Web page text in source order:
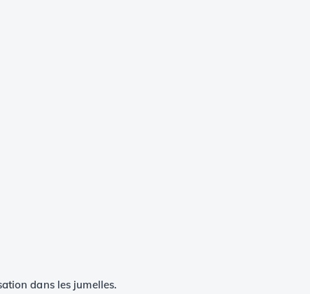
dans les jumelles.